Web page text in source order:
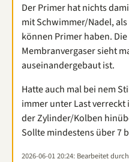
Der Primer hat nichts
mit Schwimmer/Nadel,
können Primer haben.
Membranvergaser sieht
auseinandergebaut ist.
Hatte auch mal bei nem
immer unter Last verreckt
der Zylinder/Kolben
Sollte mindestens über 7
2026-06-01 20:24: Bearbeitet